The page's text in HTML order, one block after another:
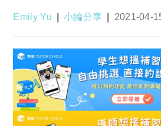
Post
Emily Yu
Post
小編分享
Post
2021-04-